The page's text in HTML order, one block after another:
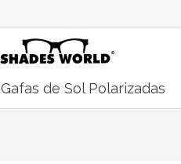
Gafas de Sol Polarizadas